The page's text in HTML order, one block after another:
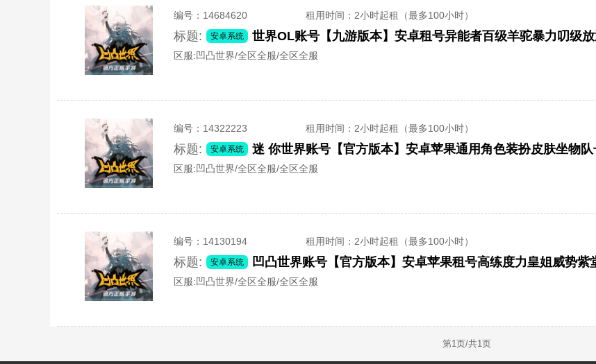
编号： 14684620 租用时间 ：2小时起租（最多100小时）
标题: 安卓系统
区服:凹凸世界/全区全服/全区全服
编号： 14322223 租用时间 ：2小时起租（最多100小时）
标题: 安卓系统
区服:凹凸世界/全区全服/全区全服
编号： 14130194 租用时间 ：2小时起租（最多100小时）
标题: 安卓系统 凹凸世界账号【官方版本】安卓苹果租号高练度力皇姐威势紫
区服:凹凸世界/全区全服/全区全服
第1页/共1页